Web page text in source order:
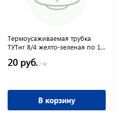
Термоусаживаемая трубка
ТУТнг 8/4 желто-зеленая по 1м
20 руб. / м
В корзину